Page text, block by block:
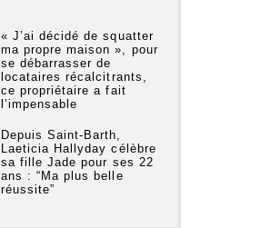
« J’ai décidé de squatter
ma propre maison », pour
se débarrasser de
locataires récalcitrants,
ce propriétaire a fait
l’impensable
Depuis Saint-Barth,
Laeticia Hallyday célèbre
sa fille Jade pour ses 22
ans : “Ma plus belle
réussite”